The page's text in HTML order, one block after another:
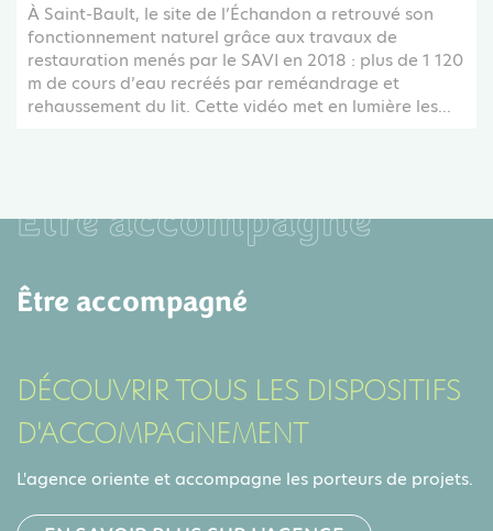
À Saint-Bault, le site de l’Échandon a retrouvé son
fonctionnement naturel grâce aux travaux de
restauration menés par le SAVI en 2018 : plus de 1 120
m de cours d’eau recréés par reméandrage et
rehaussement du lit. Cette vidéo met en lumière les...
Être accompagné
Être accompagné
DÉCOUVRIR TOUS LES DISPOSITIFS
D'ACCOMPAGNEMENT
L'agence oriente et accompagne les porteurs de projets.